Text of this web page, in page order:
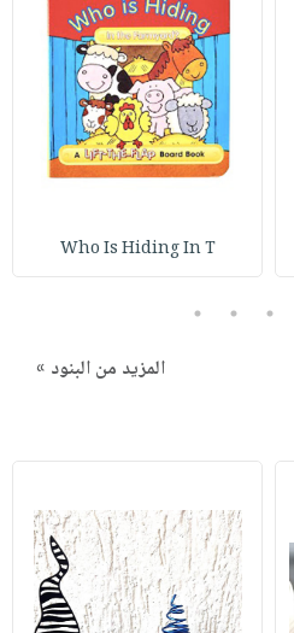
Who Is Hiding In T
3
4
5
المزيد من البنود »